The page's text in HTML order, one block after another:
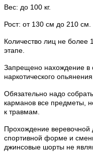
Вес: до 100 кг.
Рост: от 130 см до 210 см.
Количество лиц не более
этапе.
Запрещено нахождение в
наркотического
Обязательно надо
карманов все предметы,
к травмам.
Прохождение веревочной
спортивной форме и
джинсовые шорты не